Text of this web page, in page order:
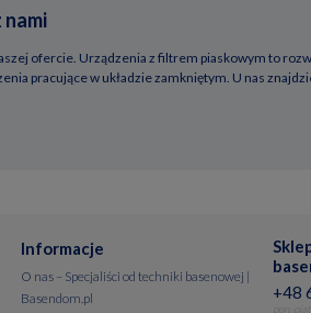
ofercie. Urządzenia z filtrem piaskowym to
pracujące w układzie zamkniętym. U nas
Informacje
O nas – Specjaliści od techniki basenowej |
Basendom.pl
+48